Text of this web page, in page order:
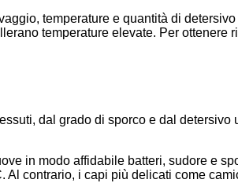
temperature e quantità di
temperature elevate. Per ottenere
dal grado di sporco e dal detersivo
in modo affidabile batteri, sudore e
contrario, i capi più delicati come